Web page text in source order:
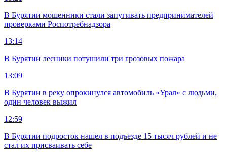
В Бурятии мошенники стали запугивать предпринимателей
проверками Роспотребнадзора
13:14
В Бурятии лесники потушили три грозовых пожара
13:09
В Бурятии в реку опрокинулся автомобиль «Урал» с людьми,
один человек выжил
12:59
В Бурятии подросток нашел в подъезде 15 тысяч рублей и не
стал их присваивать себе